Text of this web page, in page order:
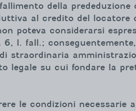
della prededuzione
al credito del locatore
poteva considerarsi
l. fall.;
straordinaria
legale su cui fondare la
le condizioni necessarie